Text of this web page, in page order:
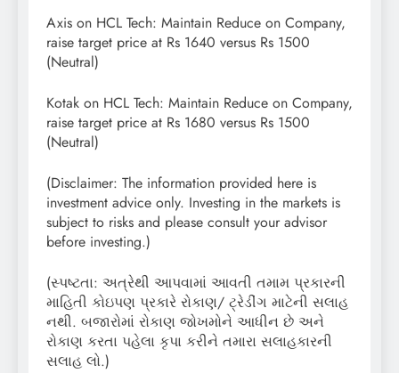
Axis on HCL Tech: Maintain Reduce on Company,
raise target price at Rs 1640 versus Rs 1500
(Neutral)
Kotak on HCL Tech: Maintain Reduce on Company,
raise target price at Rs 1680 versus Rs 1500
(Neutral)
(Disclaimer: The information provided here is
investment advice only. Investing in the markets is
subject to risks and please consult your advisor
before investing.)
(સ્પષ્ટતા: અત્રેથી આપવામાં આવતી તમામ પ્રકારની
માહિતી કોઇપણ પ્રકારે રોકાણ/ ટ્રેડીંગ માટેની સલાહ
નથી. બજારોમાં રોકાણ જોખમોને આધીન છે અને
રોકાણ કરતા પહેલા કૃપા કરીને તમારા સલાહકારની
સલાહ લો.)